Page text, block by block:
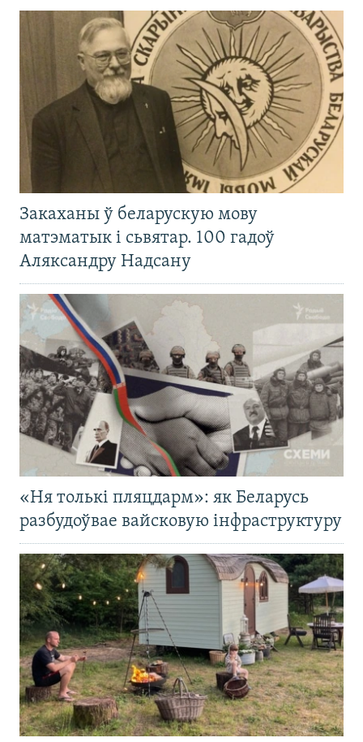
Закаханы ў беларускую мову
матэматык і сьвятар. 100 гадоў
Аляксандру Надсану
«Ня толькі пляцдарм»: як Беларусь
разбудоўвае вайсковую інфраструктуру